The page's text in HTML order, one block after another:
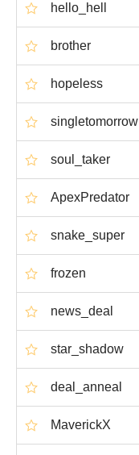
hello_hell
brother
hopeless
singletomorrow
soul_taker
ApexPredator
snake_super
frozen
news_deal
star_shadow
deal_anneal
MaverickX